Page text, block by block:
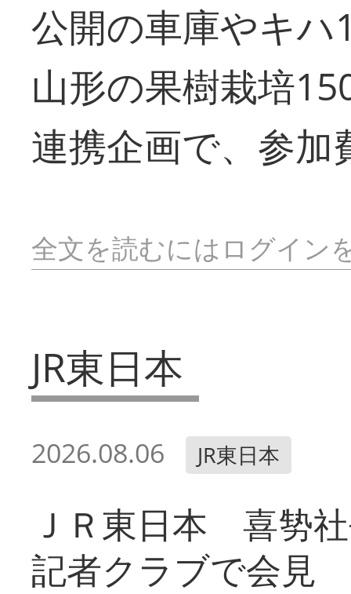
公開の車庫やキ
山形の果樹栽培
連携企画で、参加
全文を読むにはログイン
JR東日本
2026.08.06 JR東日本
ＪＲ東日本 喜㔟
記者クラブで会見